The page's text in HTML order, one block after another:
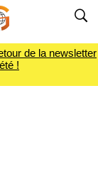
de la newsletter
!